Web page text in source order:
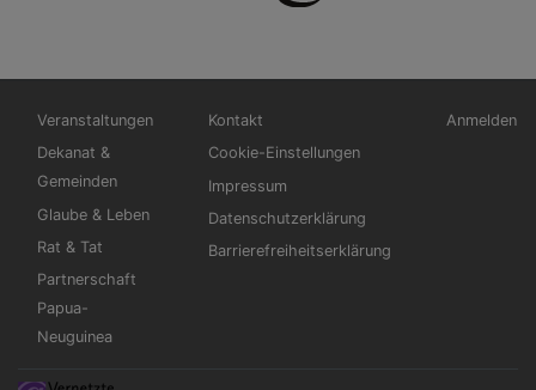
Hauptnavigation
Veranstaltungen
Dekanat &
Gemeinden
Glaube & Leben
Rat & Tat
Partnerschaft
Papua-
Neuguinea
Fußbereichsmenü
Kontakt
Cookie-Einstellungen
Impressum
Datenschutzerklärung
Barrierefreiheitserklärung
Anmelden